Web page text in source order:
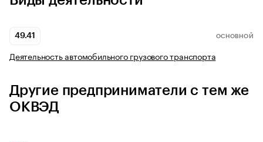
49.41 ОСНОВНОЙ
Деятельность автомобильного грузового транспорта
Другие предприниматели с тем же
ОКВЭД